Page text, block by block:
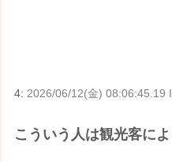
4:2026/06/12(金) 08:06:45.19
こういう人は観光客に